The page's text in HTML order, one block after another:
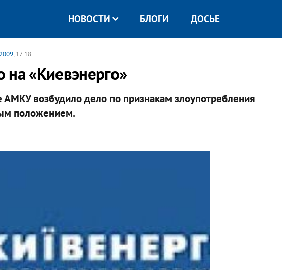
НОВОСТИ БЛОГИ ДОСЬЕ
, 17:18
«Киевэнерго»
АМКУ возбудило дело по признакам злоупотребления
положением.